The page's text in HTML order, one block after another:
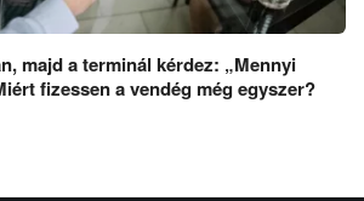
majd a terminál kérdez: „Mennyi
fizessen a vendég még egyszer?